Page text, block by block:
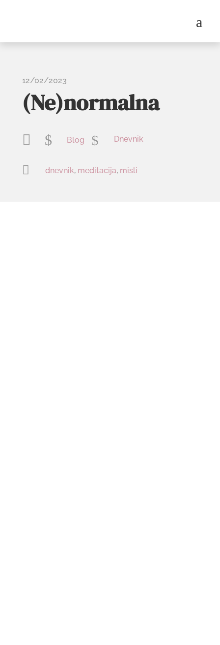
a
12/02/2023
(Ne)normalna
 $ Blog $ Dnevnik
 dnevnik, meditacija, misli